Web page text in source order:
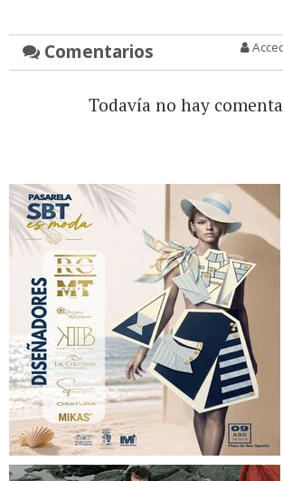
Comentarios
Todavía no hay